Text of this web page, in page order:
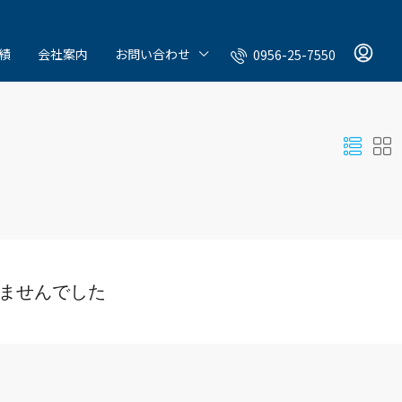
会社案内 お問い合わせ 0956-25-7550
せんでした